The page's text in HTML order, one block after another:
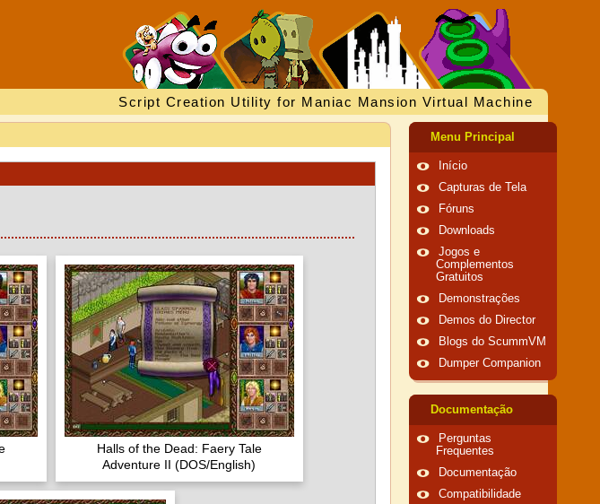
Script Creation Utility for Maniac Mansion Virtual Machine
Halls of the Dead: Faery Tale
Adventure II (DOS/English)
Menu Principal
Início
Capturas de Tela
Fóruns
Downloads
Jogos e
Complementos
Gratuitos
Demonstrações
Demos do Director
Blogs do ScummVM
Dumper Companion
Documentação
Perguntas
Frequentes
Documentação
Compatibilidade